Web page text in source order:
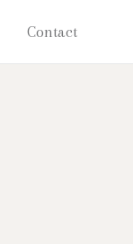
Contact